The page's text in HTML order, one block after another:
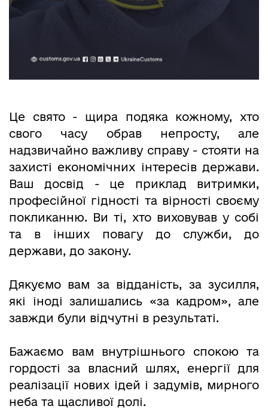
Це свято - щира подяка кожному, хто
свого часу обрав непросту, але
надзвичайно важливу справу - стояти на
захисті економічних інтересів держави.
Ваш досвід - це приклад витримки,
професійної гідності та вірності своєму
покликанню. Ви ті, хто виховував у собі
та в інших повагу до служби, до
держави, до закону.
Дякуємо вам за відданість, за зусилля,
які іноді залишались «за кадром», але
завжди були відчутні в результаті.
Бажаємо вам внутрішнього спокою та
гордості за власний шлях, енергії для
реалізації нових ідей і задумів, мирного
неба та щасливої долі.